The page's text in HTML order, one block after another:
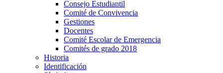
Consejo Estudiantil
Comité de Convivencia
Gestiones
Docentes
Comité Escolar de Emergencia
Comités de grado 2018
Historia
Identificación